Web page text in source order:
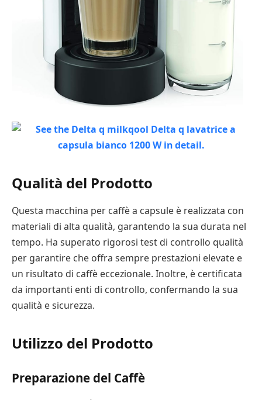
Qualità del Prodotto
Questa macchina per caffè a capsule è realizzata con
materiali di alta qualità, garantendo la sua durata nel
tempo. Ha superato rigorosi test di controllo qualità
per garantire che offra sempre prestazioni elevate e
un risultato di caffè eccezionale. Inoltre, è certificata
da importanti enti di controllo, confermando la sua
qualità e sicurezza.
Utilizzo del Prodotto
Preparazione del Caffè